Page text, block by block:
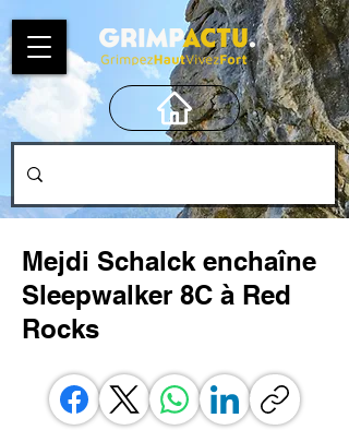
Mejdi Schalck enchaîne
Sleepwalker 8C à Red
Rocks